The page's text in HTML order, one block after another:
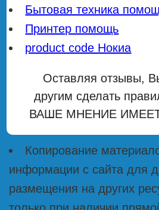
Бытовая техника
Принтер помощь
product code Нокиа
Оставляя отзывы,
другим сделать
ВАШЕ МНЕНИЕ
Копирование
информации с сайта для
размещения на других